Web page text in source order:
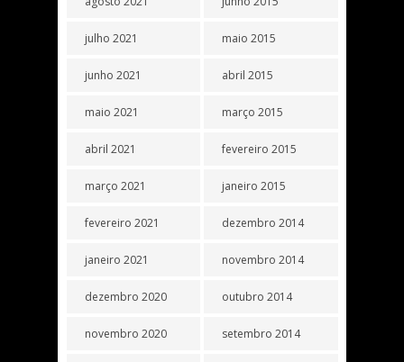
julho 2021
junho 2021
maio 2021
abril 2021
março 2021
fevereiro 2021
janeiro 2021
dezembro 2020
novembro 2020
maio 2015
abril 2015
março 2015
fevereiro 2015
janeiro 2015
dezembro 2014
novembro 2014
outubro 2014
setembro 2014